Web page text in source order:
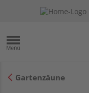
Gartenzäune